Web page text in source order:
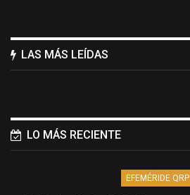
LAS MÁS LEÍDAS
LO MÁS RECIENTE
EFEMÉRIDE QRP